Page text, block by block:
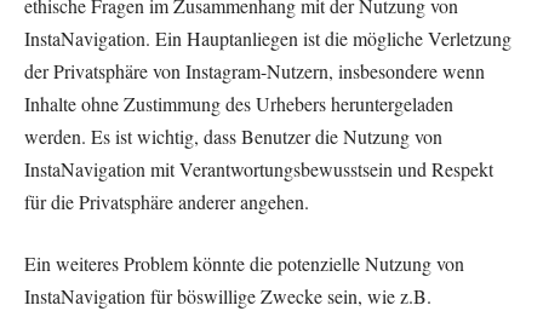
InstaNavigation. Ein Hauptanliegen ist die mögliche Verletzung
der Privatsphäre von Instagram-Nutzern, insbesondere wenn
Inhalte ohne Zustimmung des Urhebers heruntergeladen
werden. Es ist wichtig, dass Benutzer die Nutzung von
InstaNavigation mit Verantwortungsbewusstsein und Respekt
für die Privatsphäre anderer angehen.
Ein weiteres Problem könnte die potenzielle Nutzung von
InstaNavigation für böswillige Zwecke sein, wie z.B.